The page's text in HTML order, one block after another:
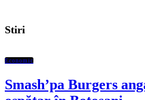
Stiri
Economic
Smash’pa Burgers